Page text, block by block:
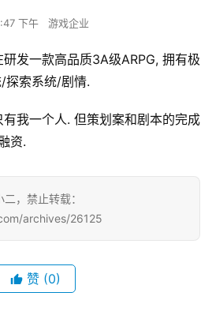
下午 游戏企业
发一款高品质3A级ARPG, 拥有极
探索系统/剧情.
我一个人. 但策划案和剧本的完成
资.
，禁止转载：
archives/26125
赞 (0)